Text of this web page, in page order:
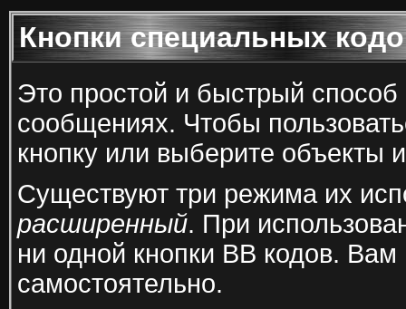
Кнопки специальных
Это простой и быстрый
сообщениях. Чтобы
кнопку или выберите объекты
Существуют три режима их
расширенный. При
ни одной кнопки BB кодов. Вам
самостоятельно.